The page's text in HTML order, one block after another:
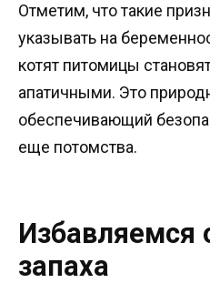
Отметим, что такие
указывать на
котят питомицы
апатичными. Это
обеспечивающий
еще потомства.
Избавляемся
запаха